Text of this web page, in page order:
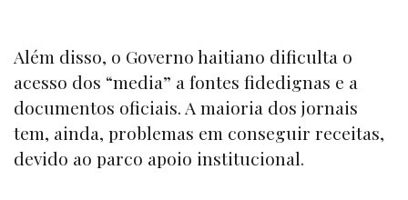
Além disso, o Governo haitiano dificulta o
acesso dos “media” a fontes fidedignas e a
documentos oficiais. A maioria dos jornais
tem, ainda, problemas em conseguir receitas,
devido ao parco apoio institucional.